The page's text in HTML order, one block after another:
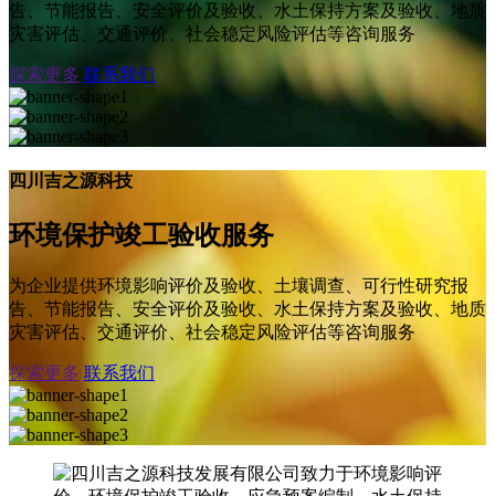
告、节能报告、安全评价及验收、水土保持方案及验收、地质
灾害评估、交通评价、社会稳定风险评估等咨询服务
探索更多 联系我们
四川吉之源科技
环境保护竣工验收服务
为企业提供环境影响评价及验收、土壤调查、可行性研究报
告、节能报告、安全评价及验收、水土保持方案及验收、地质
灾害评估、交通评价、社会稳定风险评估等咨询服务
探索更多 联系我们